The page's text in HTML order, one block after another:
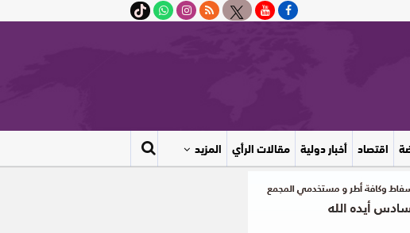
اقتصاد أخبار دولية مقالات الرأي المزيد